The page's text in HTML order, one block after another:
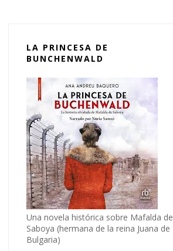
LA PRINCESA DE
BUNCHENWALD
Una novela histórica sobre Mafalda de
Saboya (hermana de la reina Juana de
Bulgaria)